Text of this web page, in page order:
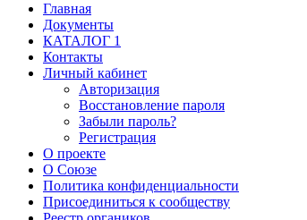
Главная
Документы
КАТАЛОГ 1
Контакты
Личный кабинет
Авторизация
Восстановление пароля
Забыли пароль?
Регистрация
О проекте
О Союзе
Политика конфиденциальности
Присоединиться к сообществу